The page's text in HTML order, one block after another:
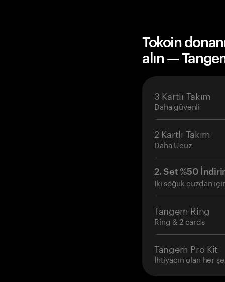
Tokoin
alın —
3 Kartlı Takım
Daha güvenli
2 Kartlı Takım
Daha Ucuz
2. Set %50
İki soğuk cüzdan
Tangem Ring
Ring & 2 cards
Tangem Pro Kit
İhtiyacın olan her